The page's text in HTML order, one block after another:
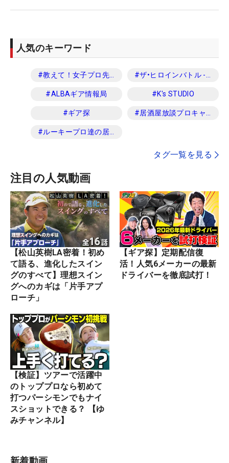
注目の人気動画
【松山英樹LA密着！初め
て語る、進化したスイン
グのすべて】理想スイン
グへのカギは「片手アプ
ローチ」
【ギア探】定期配信復
活！人気6メーカーの最新
ドライバーを徹底試打！
【検証】ツアーで活躍中
のトッププロなら初めて
打つパーシモンでもナイ
スショットできる？ 【ゆ
みチャンネル】
人気のキーワード
#教えて！女子プロ先生 #ザ•ヒロインバトル -NEXT BACK 9-
#ALBAギア情報局 #K's STUDIO
#ギア探 #居酒屋放談プロキャディ編
#ルーキープロ達の居酒屋放談
タグ一覧を見る